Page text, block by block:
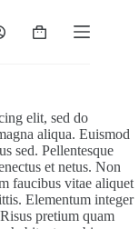
Varukorg
elit, sed do
aliqua. Euismod
sed. Pellentesque
et netus. Non
faucibus vitae aliquet
Elementum integer
pretium quam